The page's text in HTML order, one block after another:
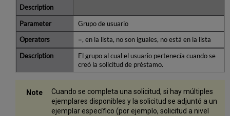
Grupo de usuario
=, en la lista, no son iguales, no está en la lista
El grupo al cual el usuario pertenecía cuando se
creó la solicitud de préstamo.
Cuando se completa una solicitud, si hay múltiples
ejemplares disponibles y la solicitud se adjuntó a un
ejemplar específico (por ejemplo, solicitud a nivel